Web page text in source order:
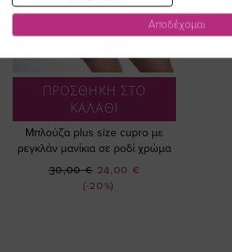
ΠΡΟΣΘΗΚΗ ΣΤΟ
ΚΑΛΑΘΙ
Μπλούζα plus size cupro με
ρεγκλάν μανίκια σε ροδί χρώμα
(-20%)
Ειδική
Τιμή
24,00 €
30,00 €
Αποδέχομαι